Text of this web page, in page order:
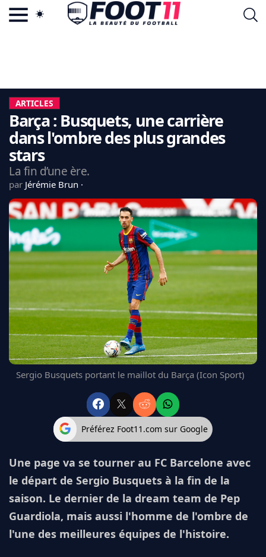
LA CHARTE
VIE PRIVÉE
CGU
CONTACTEZ-NOUS
CDM 2026
EDF
PSG
LIGUE 1
REAL MADRID
FC BARCELONE
MANCHESTER UNITED
CHELSEA
BAYERN
L'AVIS DE LA RÉDAC'
ARTICLES
Barça : Busquets, une carrière
dans l'ombre des plus grandes
stars
La fin d’une ère.
par Jérémie Brun
Sergio Busquets portant le maillot du Barça (Icon Sport)
Préférez Foot11.com sur Google
Une page va se tourner au FC Barcelone avec
le départ de Sergio Busquets à la fin de la
saison. Le dernier de la dream team de Pep
Guardiola, mais aussi l'homme de l'ombre de
l'une des meilleures équipes de l'histoire.